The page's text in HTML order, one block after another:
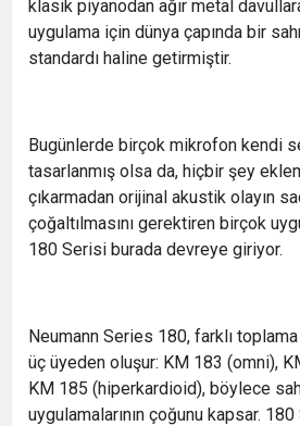
klasik piyanodan ağır metal
uygulama için dünya çapında bir
standardı haline getirmiştir.
Bugünlerde birçok mikrofon kendi
tasarlanmış olsa da, hiçbir şey
çıkarmadan orijinal akustik olayın
çoğaltılmasını gerektiren birçok
180 Serisi burada devreye giriyor.
Neumann Series 180, farklı
üç üyeden oluşur: KM 183 (omni),
KM 185 (hiperkardioid), böylece
uygulamalarının çoğunu kapsar.